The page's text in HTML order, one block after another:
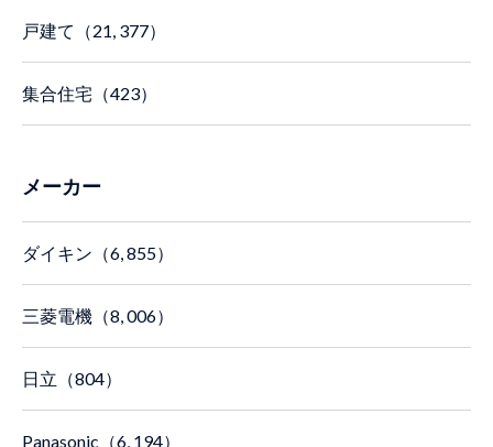
戸建て（21, 377）
集合住宅（423）
メーカー
ダイキン（6, 855）
三菱電機（8, 006）
日立（804）
Panasonic（6, 194）